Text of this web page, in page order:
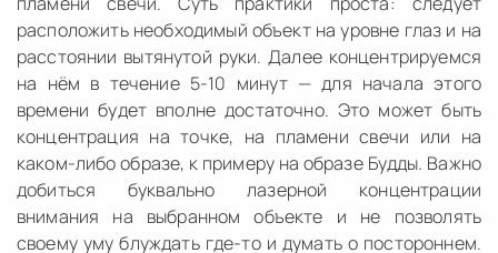
расположить необходимый объект на уровне глаз и на
расстоянии вытянутой руки. Далее концентрируемся
на нём в течение 5-10 минут — для начала этого
времени будет вполне достаточно. Это может быть
концентрация на точке, на пламени свечи или на
каком-либо образе, к примеру на образе Будды. Важно
добиться буквально лазерной концентрации
внимания на выбранном объекте и не позволять
своему уму блуждать где-то и думать о постороннем.